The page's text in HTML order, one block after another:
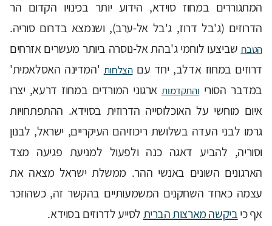
המתגוררים במחוז סוידא, הידוע יותר בכינויו הקדום הר
הדרוזים (ג'בל דרוז, ג'בל אל-ערב), ושנמצא בדרום סוריה.
הטבח שביצעו לוחמי ג'בהת אל-נוסרה ביותר מעשרים אזרחים
דרוזים במחוז אדלב, יחד עםהצלחות 'המדינה האסלאמית'
במדבר הסורי והתקדמותארגוני המורדים במחוז דרעא, יצרו
איום מוחשי על האוכלוסייה הדרוזית בסוידא. ההתפתחויות
גרמו לבני העדה בשלושת ריכוזיהם העיקריים, ישראל, לבנון
וסוריה, להביע דאגה כנה ולפעול למניעת פגיעה מצד
הארגונים השונים באנשי ההר. ממשלת ישראל מצאה את
עצמה כאחד השחקנים המשמעותיים בהקשר זה, כשהוזכר
אף כיביקשה מארצות הבריתלסייע לדרוזים בסוידא.